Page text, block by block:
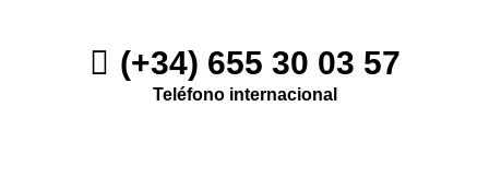
(+34) 655 30 03 57
Teléfono internacional